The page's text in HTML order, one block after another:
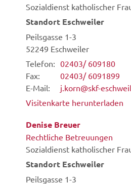
Sozialdienst katholischer
Standort Eschweiler
Peilsgasse 1-3
52249 Eschweiler
Telefon: 02403/ 609180
Fax:
02403/ 6091899
E-Mail:
j.korn@skf-
Visitenkarte herunterladen
Denise Breuer
Rechtliche Betreuungen
Sozialdienst katholischer
Standort Eschweiler
Peilsgasse 1-3